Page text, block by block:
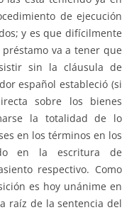
de ejecución
y es que difícilmente
va a tener que
sin la cláusula de
español estableció (si
sobre los bienes
la totalidad de lo
en los términos en los
en la escritura de
respectivo. Como
es hoy unánime en
raíz de la sentencia del